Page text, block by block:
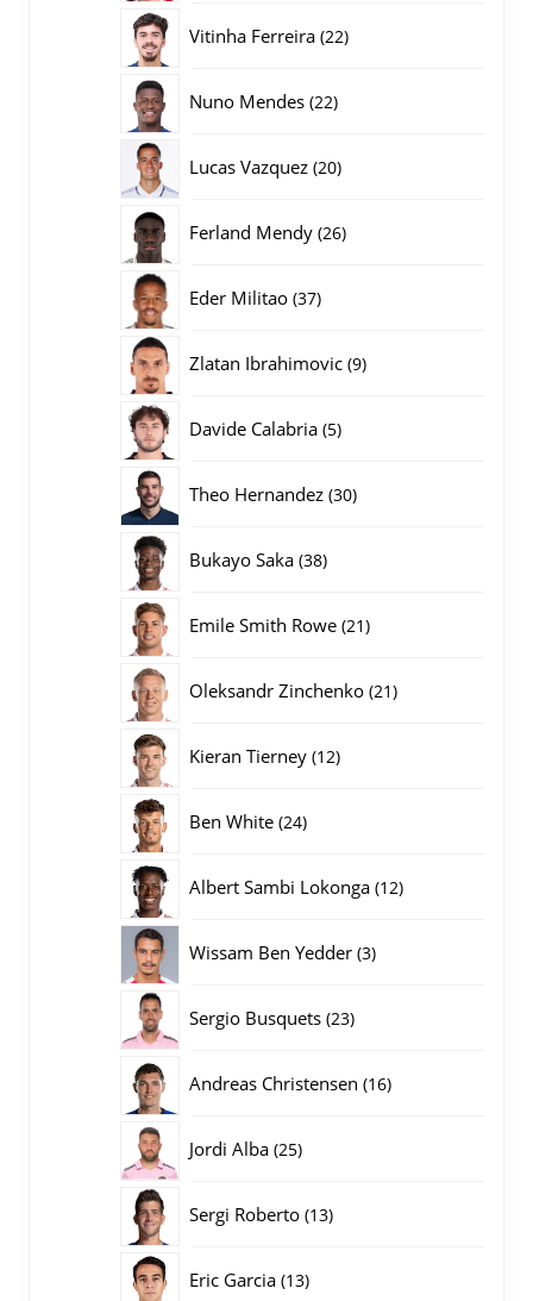
Vitinha Ferreira 2222
Nuno Mendes 2222
Lucas Vazquez 2020
Ferland Mendy 2626
Eder Militao 3737
Zlatan Ibrahimovic 99
Davide Calabria 55
Theo Hernandez 3030
Bukayo Saka 3838
Emile Smith Rowe 2121
Oleksandr Zinchenko 2121
Kieran Tierney 1212
Ben White 2424
Albert Sambi Lokonga 1212
Wissam Ben Yedder 33
Sergio Busquets 2323
Andreas Christensen 1616
Jordi Alba 2525
Sergi Roberto 1313
Eric Garcia 1313